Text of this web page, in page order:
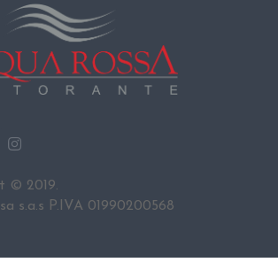
© 2019.
s.a.s P.IVA 01990200568